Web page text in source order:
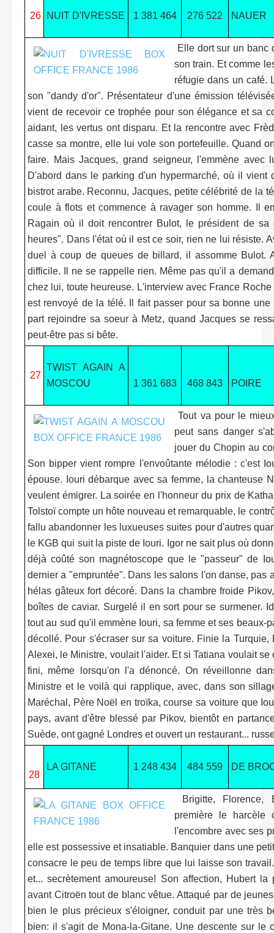
26 NUIT D'IVRESSE 1 381 464 276 522 NAUER
Elle dort sur un banc
son train. Et comme
réfugie dans un café.
son "dandy d'or". Présentateur d'une émission
vient de recevoir ce trophée pour son élégance et sa
aidant, les vertus ont disparu. Et la rencontre avec
casse sa montre, elle lui vole son portefeuille. Quand
faire. Mais Jacques, grand seigneur, l'emmène
D'abord dans le parking d'un hypermarché, où il vient
bistrot arabe. Reconnu, Jacques, petite célébrité de la
coule à flots et commence à ravager son homme. Il
Ragain où il doit rencontrer Bulot, le président de
heures". Dans l'état où il est ce soir, rien ne lui résiste.
duel à coup de queues de billard, il assomme Bulot.
difficile. Il ne se rappelle rien. Même pas qu'il a
chez lui, toute heureuse. L'interview avec France
est renvoyé de la télé. Il fait passer pour sa bonne
part rejoindre sa soeur à Metz, quand Jacques se
peut-être pas si bête.
27
TWIST AGAIN A
MOSCOU
1 361 683 468 843 POIRE
Tout va pour le
peut sans danger
jouer du Chopin au
Son bipper vient rompre l'envoûtante mélodie : c'est
épouse. Iouri débarque avec sa femme, la chanteuse
veulent émigrer. La soirée en l'honneur du prix de
Tolstoï compte un hôte nouveau et remarquable, le
fallu abandonner les luxueuses suites pour d'autres
le KGB qui suit la piste de Iouri. Igor ne sait plus où
déjà coûté son magnétoscope que le "passeur" de
dernier a "empruntée". Dans les salons l'on danse, pas
hélas gâteux fort décoré. Dans la chambre froide
boîtes de caviar. Surgelé il en sort pour se surmener.
tout au sud qu'il emmène Iouri, sa femme et ses beaux-
décollé. Pour s'écraser sur sa voiture. Finie la
Alexei, le Ministre, voulait l'aider. Et si Tatiana voulait
fini, même lorsqu'on l'a dénoncé. On réveillonne
Ministre et le voilà qui rapplique, avec, dans son
Maréchal, Père Noël en troïka, course sa voiture que
pays, avant d'être blessé par Pikov, bientôt en
Suède, ont gagné Londres et ouvert un restaurant...
28
LA GITANE 1 248 434 484 559 DE
Brigitte, Florence,
première le harcèle
l'encombre avec ses
elle est possessive et insatiable. Banquier dans une
consacre le peu de temps libre que lui laisse son
et... secrètement amoureuse! Son affection, Hubert
avant Citroën tout de blanc vêtue. Attaqué par de
bien le plus précieux s'éloigner, conduit par une très
bien: il s'agit de Mona-la-Gitane. Une descente sur le